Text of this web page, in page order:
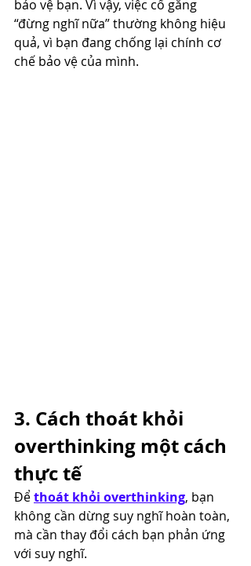
bảo vệ bạn. Vì vậy, việc cố gắng
“đừng nghĩ nữa” thường không hiệu
quả, vì bạn đang chống lại chính cơ
chế bảo vệ của mình.
3. Cách thoát khỏi
overthinking một cách
thực tế
Để thoát khỏi overthinking, bạn
không cần dừng suy nghĩ hoàn toàn,
mà cần thay đổi cách bạn phản ứng
với suy nghĩ.